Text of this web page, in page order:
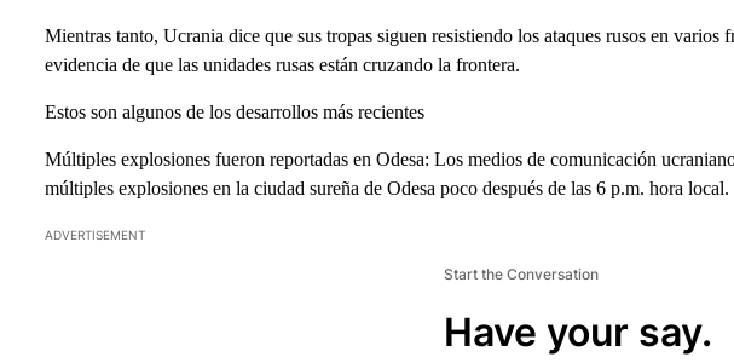
Mientras tanto, Ucrania dice que sus tropas siguen resistiendo los ataques rusos en varios
evidencia de que las unidades rusas están cruzando la frontera.
Estos son algunos de los desarrollos más recientes
Múltiples explosiones fueron reportadas en Odesa: Los medios de comunicación
múltiples explosiones en la ciudad sureña de Odesa poco después de las 6 p.m. hora local.
ADVERTISEMENT
Start the Conversation
Have your say.